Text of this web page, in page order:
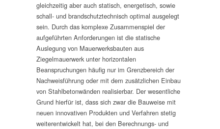
gleichzeitig aber auch statisch, energetisch, sowie
schall- und brandschutztechnisch optimal ausgelegt
sein. Durch das komplexe Zusammenspiel der
aufgeführten Anforderungen ist die statische
Auslegung von Mauerwerksbauten aus
Ziegelmauerwerk unter horizontalen
Beanspruchungen häufig nur im Grenzbereich der
Nachweisführung oder mit dem zusätzlichen Einbau
von Stahlbetonwänden realisierbar. Der wesentliche
Grund hierfür ist, dass sich zwar die Bauweise mit
neuen innovativen Produkten und Verfahren stetig
weiterentwickelt hat, bei den Berechnungs- und